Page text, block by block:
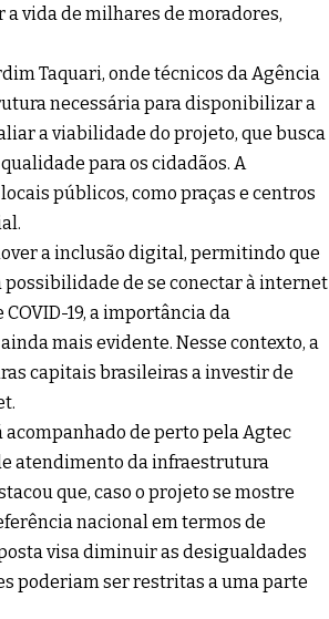
vida de milhares de moradores,
Taquari, onde técnicos da Agência
necessária para disponibilizar a
a viabilidade do projeto, que busca
para os cidadãos. A
públicos, como praças e centros
a inclusão digital, permitindo que
possibilidade de se conectar à internet
19, a importância da
mais evidente. Nesse contexto, a
capitais brasileiras a investir de
acompanhado de perto pela Agtec
atendimento da infraestrutura
que, caso o projeto se mostre
nacional em termos de
visa diminuir as desigualdades
poderiam ser restritas a uma parte